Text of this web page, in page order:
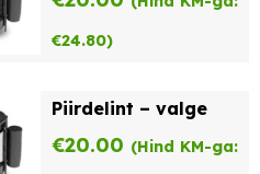
€24.80)
Piirdelint – valge
€20.00 (Hind KM-ga: